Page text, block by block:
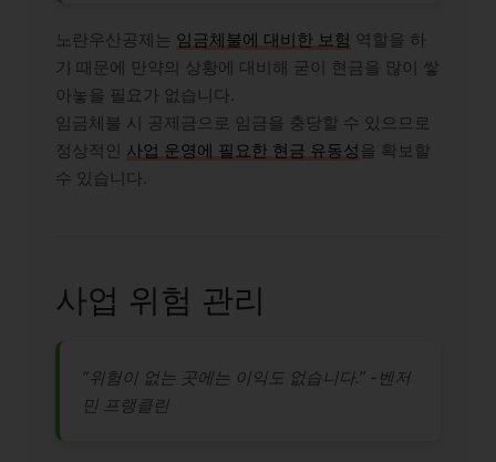
노란우산공제는 임금체불에 대비한 보험 역할을 하
기 때문에 만약의 상황에 대비해 굳이 현금을 많이 쌓
아놓을 필요가 없습니다.
임금체불 시 공제금으로 임금을 충당할 수 있으므로
정상적인 사업 운영에 필요한 현금 유동성을 확보할
수 있습니다.
사업 위험 관리
“위험이 없는 곳에는 이익도 없습니다.” -벤저
민 프랭클린